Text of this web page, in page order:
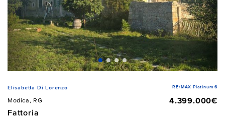
Elisabetta Di Lorenzo RE/MAX Platinum 6
Modica, RG
4.399.000€
Fattoria